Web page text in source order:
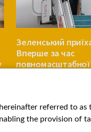
Зеленський
Вперше за час
повномасштабної
referred to as
the provision of